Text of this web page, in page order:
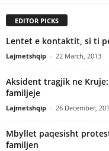
EDITOR PICKS
Lentet e kontaktit, si ti
Lajmetshqip - 22 March, 2013
Aksident tragjik ne
familjeje
Lajmetshqip - 26 December,
Mbyllet paqesisht
familjen